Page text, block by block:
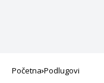
Početna Podlugovi